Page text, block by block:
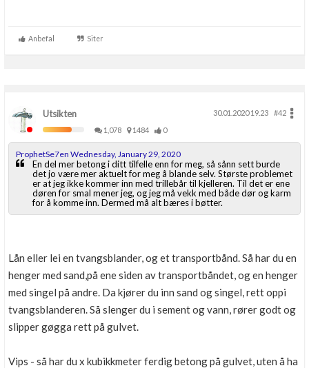
Anbefal Siter
Utsikten 30.01.2020 19.23
#42
1,078
1484 0
ProphetSe7en Wednesday, January 29, 2020
En del mer betong i ditt tilfelle enn for meg, så sånn sett burde
det jo være mer aktuelt for meg å blande selv. Største problemet
er at jeg ikke kommer inn med trillebår til kjelleren. Til det er ene
døren for smal mener jeg, og jeg må vekk med både dør og karm
for å komme inn. Dermed må alt bæres i bøtter.
Lån eller lei en tvangsblander, og et transportbånd. Så har du en
henger med sand,på ene siden av transportbåndet, og en henger
med singel på andre. Da kjører du inn sand og singel, rett oppi
tvangsblanderen. Så slenger du i sement og vann, rører godt og
slipper gøgga rett på gulvet.
Vips - så har du x kubikkmeter ferdig betong på gulvet, uten å ha